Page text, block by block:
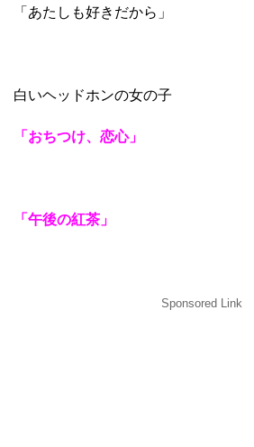
「あたしも好きだから」
白いヘッドホンの女の子
「おちつけ、恋心」
「午後の紅茶」
Sponsored Link